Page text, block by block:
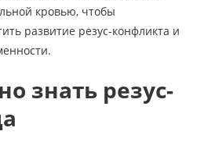
кровью, чтобы
развитие резус-конфликта и
знать резус-